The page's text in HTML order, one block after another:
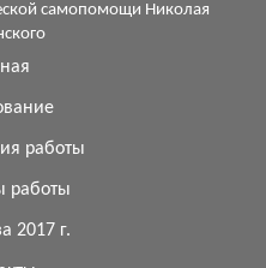
самопомощи Николая
работы
работы
2017 г.